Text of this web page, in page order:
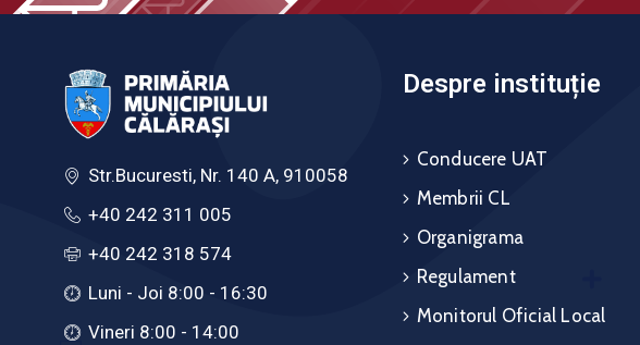
Str.Bucuresti, Nr. 140 A, 910058
+40 242 311 005
+40 242 318 574
Luni - Joi 8:00 - 16:30
Vineri 8:00 - 14:00
Despre instituție
Conducere UAT
Membrii CL
Organigrama
Regulament
Monitorul Oficial Local